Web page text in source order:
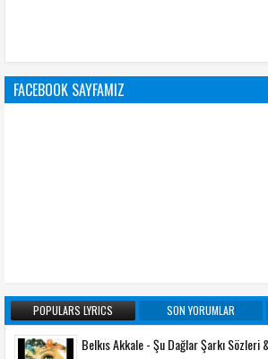
FACEBOOK SAYFAMIZ
POPULARS LYRICS SON YORUMLAR
Belkıs Akkale - Şu Dağlar Şarkı Sözleri